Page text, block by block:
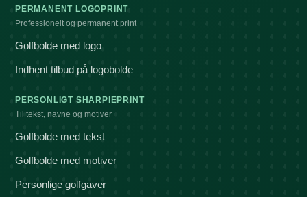
PERMANENT LOGOPRINT
Professionelt og permanent print
Golfbolde med logo
Indhent tilbud på logobolde
PERSONLIGT SHARPIEPRINT
Til tekst, navne og motiver
Golfbolde med tekst
Golfbolde med motiver
Personlige golfgaver